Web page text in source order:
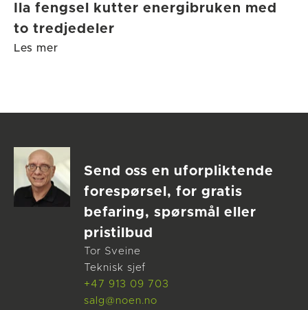
Ila fengsel kutter energibruken med
to tredjedeler
Les mer
Send oss en uforpliktende
forespørsel, for gratis
befaring, spørsmål eller
pristilbud
Tor Sveine
Teknisk sjef
+47 913 09 703
salg@noen.no